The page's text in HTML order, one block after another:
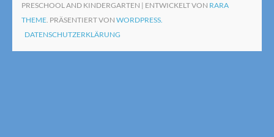
PRESCHOOL AND KINDERGARTEN | ENTWICKELT VON RARA
THEME. PRÄSENTIERT VON WORDPRESS.
DATENSCHUTZERKLÄRUNG